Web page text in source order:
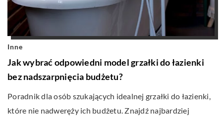
Inne
Jak wybrać odpowiedni model grzałki do łazienki
bez nadszarpnięcia budżetu?
Poradnik dla osób szukających idealnej grzałki do łazienki,
które nie nadweręży ich budżetu. Znajdź najbardziej